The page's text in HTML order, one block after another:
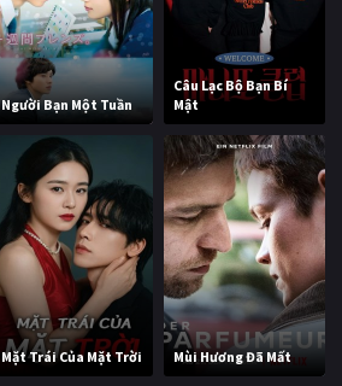
Người Bạn Một Tuần
Câu Lạc Bộ Bạn Bí
Mật
Mặt Trái Của Mặt Trời Mùi Hương Đã Mất